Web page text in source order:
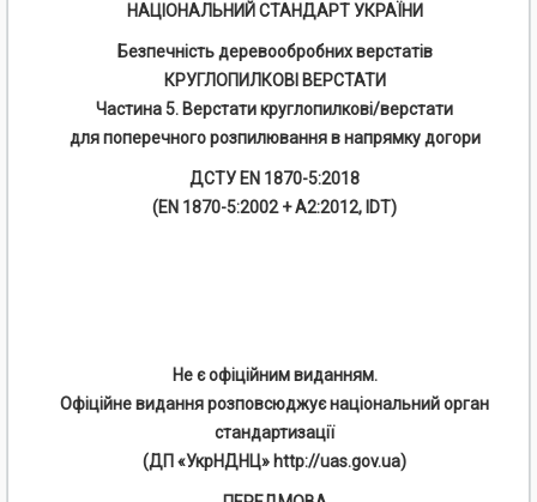
НАЦІОНАЛЬНИЙ СТАНДАРТ УКРАЇНИ
Безпечність деревообробних верстатів
КРУГЛОПИЛКОВІ ВЕРСТАТИ
Частина 5. Верстати круглопилкові/верстати
для поперечного розпилювання в напрямку догори
ДСТУ EN 1870-5:2018
(EN 1870-5:2002 + А2:2012, IDT)
Не є офіційним виданням.
Офіційне видання розповсюджує національний орган
стандартизації
(ДП «УкрНДНЦ» http://uas.gov.ua)